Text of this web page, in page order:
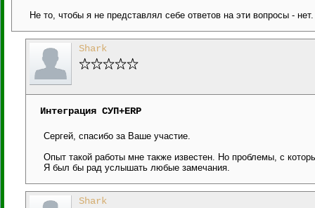
Не то, чтобы я не представлял себе ответов на эти вопросы -
Shark
Интеграция СУП+ERP
Сергей, спасибо за Ваше участие.
Опыт такой работы мне также известен. Но проблемы, с
Я был бы рад услышать любые замечания.
Shark